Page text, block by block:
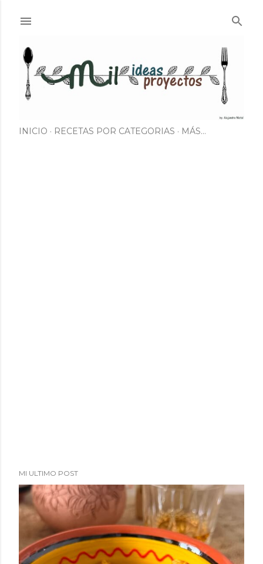
INICIO RECETAS POR CATEGORIAS MÁS…
MI ULTIMO POST